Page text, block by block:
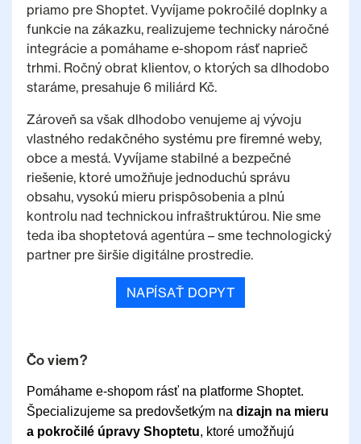
priamo pre Shoptet. Vyvíjame pokročilé doplnky a
funkcie na zákazku, realizujeme technicky náročné
integrácie a pomáhame e-shopom rásť naprieč
trhmi. Ročný obrat klientov, o ktorých sa dlhodobo
staráme, presahuje 6 miliárd Kč.
Zároveň sa však dlhodobo venujeme aj vývoju
vlastného redakčného systému pre firemné weby,
obce a mestá. Vyvíjame stabilné a bezpečné
riešenie, ktoré umožňuje jednoduchú správu
obsahu, vysokú mieru prispôsobenia a plnú
kontrolu nad technickou infraštruktúrou. Nie sme
teda iba shoptetová agentúra – sme technologický
partner pre širšie digitálne prostredie.
NAPÍSAŤ DOPYT
Čo viem?
Pomáhame e-shopom rásť na platforme Shoptet.
Špecializujeme sa predovšetkým na dizajn na mieru
a pokročilé úpravy Shoptetu, ktoré umožňujú